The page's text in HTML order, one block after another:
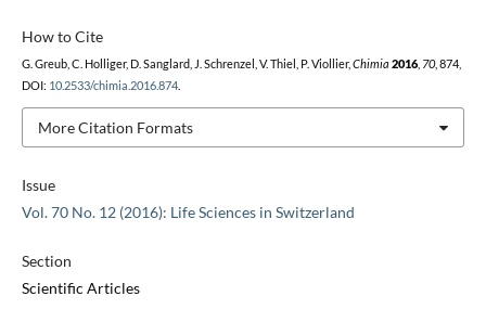
Issue
Vol. 70 No. 12 (2016): Life Sciences in Switzerland
Section
Scientific Articles
How to Cite
G. Greub, C. Holliger, D. Sanglard, J. Schrenzel, V. Thiel, P. Viollier, Chimia 2016, 70, 874,
DOI: 10.2533/chimia.2016.874.
More Citation Formats